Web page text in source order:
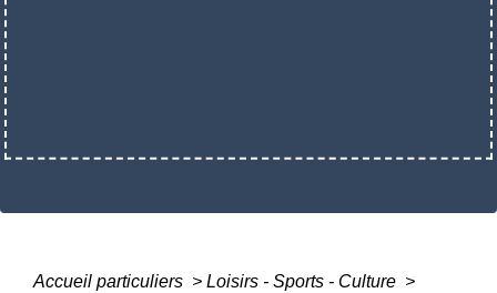
Accueil particuliers > Loisirs - Sports - Culture >